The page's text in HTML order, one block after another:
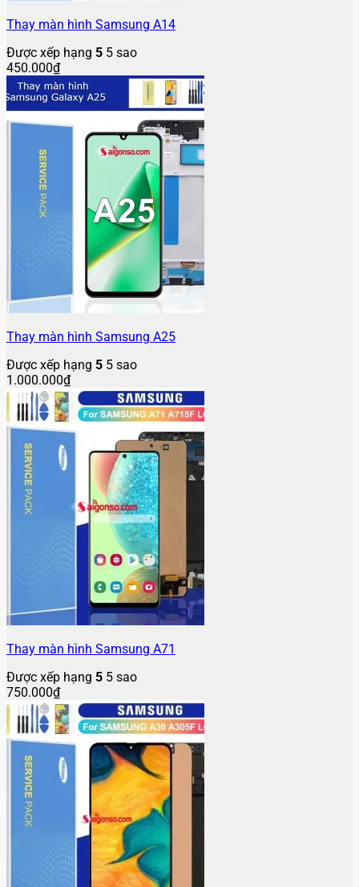
Thay màn hình Samsung A14
Được xếp hạng 5 5 sao
450.000₫
Thay màn hình Samsung A25
Được xếp hạng 5 5 sao
1.000.000₫
Thay màn hình Samsung A71
Được xếp hạng 5 5 sao
750.000₫